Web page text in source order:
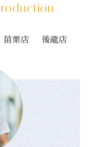
苗栗店 後龍店